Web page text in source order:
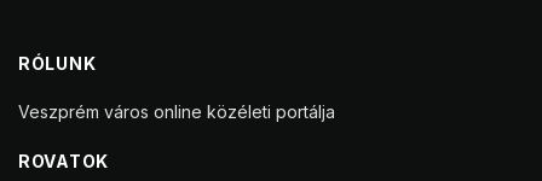
RÓLUNK
Veszprém város online közéleti portálja
ROVATOK